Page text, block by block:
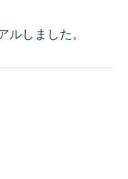
しました。